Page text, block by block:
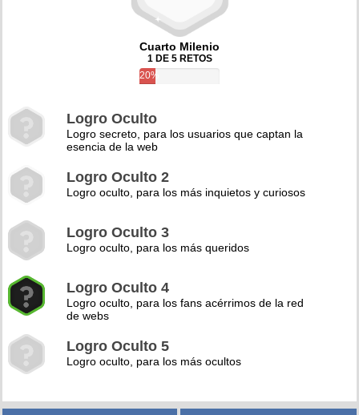
Cuarto Milenio
1 DE 5 RETOS
20%
Logro Oculto
Logro secreto, para los usuarios que captan la
esencia de la web
Logro Oculto 2
Logro oculto, para los más inquietos y curiosos
Logro Oculto 3
Logro oculto, para los más queridos
Logro Oculto 4
Logro oculto, para los fans acérrimos de la red
de webs
Logro Oculto 5
Logro oculto, para los más ocultos